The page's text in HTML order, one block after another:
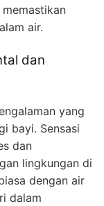
air.
dan
yang
bayi. Sensasi
dan
lingkungan di
dengan air
dalam